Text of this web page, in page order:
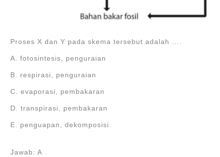
Proses X dan Y pada skema tersebut adalah ….
A. fotosintesis, penguraian
B. respirasi, penguraian
C. evaporasi, pembakaran
D. transpirasi, pembakaran
E. penguapan, dekomposisi
Jawab: A